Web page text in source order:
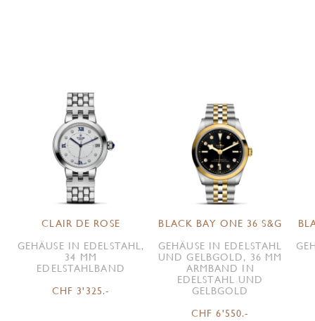
CLAIR DE ROSE
GEHÄUSE IN EDELSTAHL,
34 MM
EDELSTAHLBAND
CHF 3'325.-
BLACK BAY ONE 36 S&G
GEHÄUSE IN EDELSTAHL
UND GELBGOLD, 36 MM
ARMBAND IN
EDELSTAHL UND
GELBGOLD
CHF 6'550.-